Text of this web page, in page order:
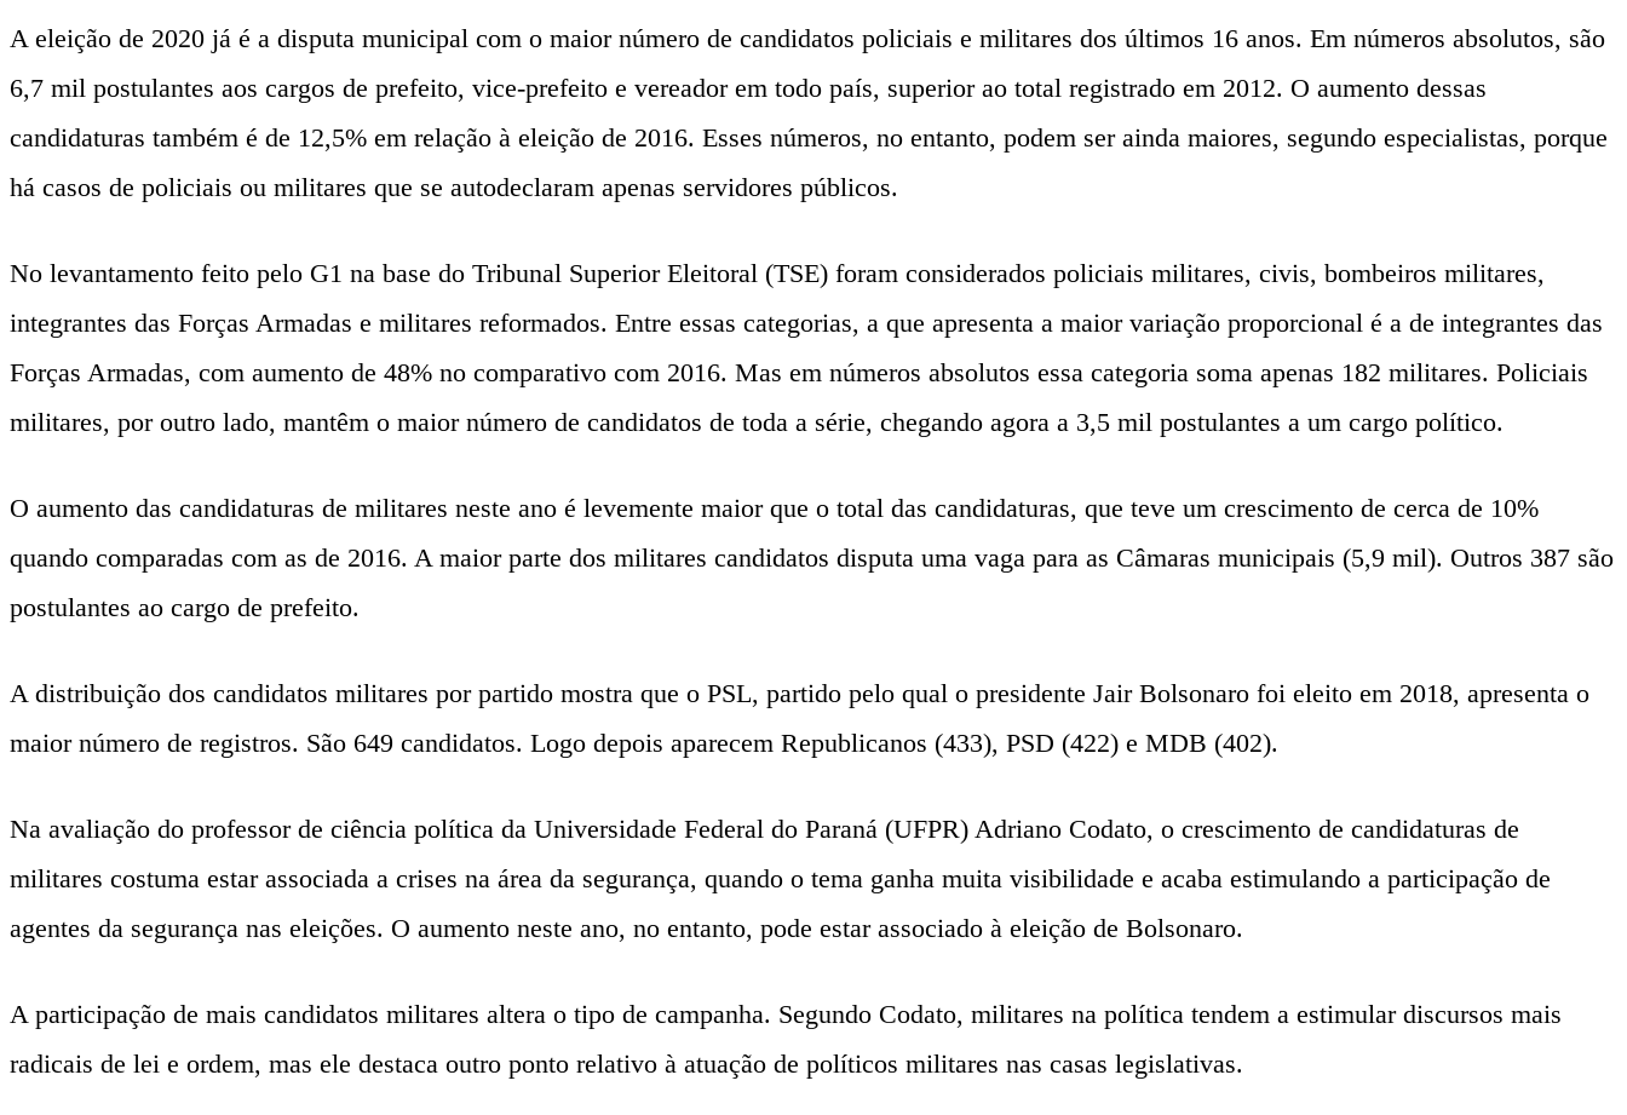
A eleição de 2020 já é a disputa municipal com o maior número de candidatos policiais e militares dos últimos 16 anos. Em números absolutos, são
6,7 mil postulantes aos cargos de prefeito, vice-prefeito e vereador em todo país, superior ao total registrado em 2012. O aumento dessas
candidaturas também é de 12,5% em relação à eleição de 2016. Esses números, no entanto, podem ser ainda maiores, segundo especialistas, porque
há casos de policiais ou militares que se autodeclaram apenas servidores públicos.
No levantamento feito pelo G1 na base do Tribunal Superior Eleitoral (TSE) foram considerados policiais militares, civis, bombeiros militares,
integrantes das Forças Armadas e militares reformados. Entre essas categorias, a que apresenta a maior variação proporcional é a de integrantes das
Forças Armadas, com aumento de 48% no comparativo com 2016. Mas em números absolutos essa categoria soma apenas 182 militares. Policiais
militares, por outro lado, mantêm o maior número de candidatos de toda a série, chegando agora a 3,5 mil postulantes a um cargo político.
O aumento das candidaturas de militares neste ano é levemente maior que o total das candidaturas, que teve um crescimento de cerca de 10%
quando comparadas com as de 2016. A maior parte dos militares candidatos disputa uma vaga para as Câmaras municipais (5,9 mil). Outros 387 são
postulantes ao cargo de prefeito.
A distribuição dos candidatos militares por partido mostra que o PSL, partido pelo qual o presidente Jair Bolsonaro foi eleito em 2018, apresenta o
maior número de registros. São 649 candidatos. Logo depois aparecem Republicanos (433), PSD (422) e MDB (402).
Na avaliação do professor de ciência política da Universidade Federal do Paraná (UFPR) Adriano Codato, o crescimento de candidaturas de
militares costuma estar associada a crises na área da segurança, quando o tema ganha muita visibilidade e acaba estimulando a participação de
agentes da segurança nas eleições. O aumento neste ano, no entanto, pode estar associado à eleição de Bolsonaro.
A participação de mais candidatos militares altera o tipo de campanha. Segundo Codato, militares na política tendem a estimular discursos mais
radicais de lei e ordem, mas ele destaca outro ponto relativo à atuação de políticos militares nas casas legislativas.